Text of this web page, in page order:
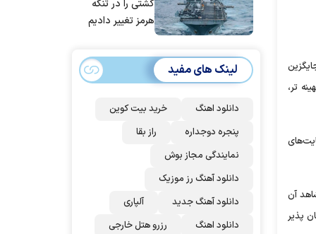
تر،
آن
پذیر
کشتی را در تنگه
هرمز تغییر دادیم
لینک های مفید
دانلود اهنگ
خرید بیت کوین
پنجره دوجداره
راز بقا
نمایندگی مجاز بوش
دانلود آهنگ رز‌ موزیک
دانلود آهنگ جدید
آلپاری
دانلود اهنگ
رزرو هتل خارجی